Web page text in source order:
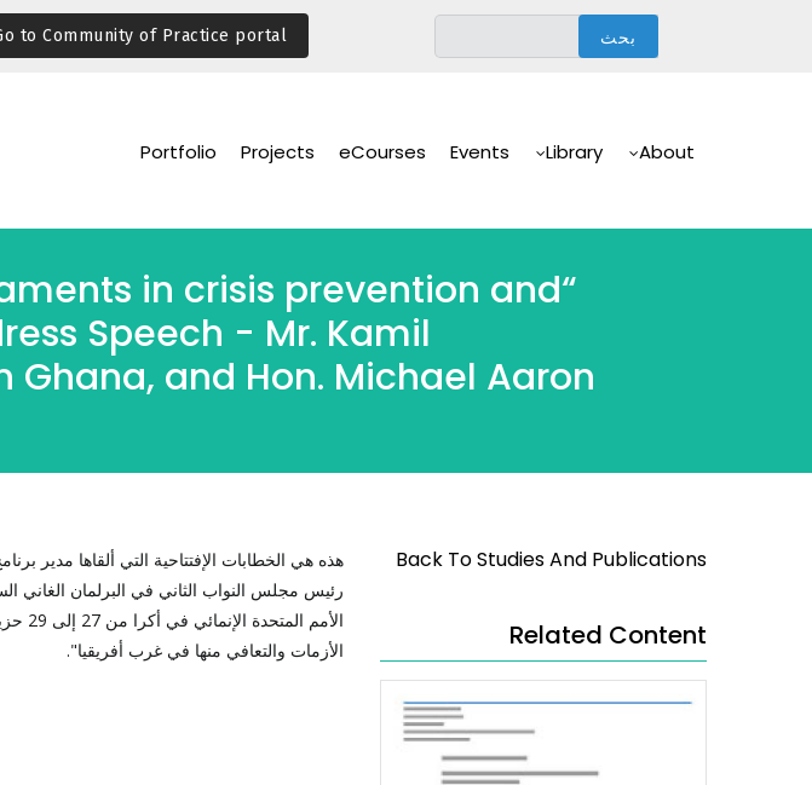
to Community of Practice portal
Navigation
About
Library
Events
eCourses
Projects
Portfolio
in crisis prevention and
Speech - Mr. Kamil
Ghana, and Hon. Michael Aaron
هذه هي الخطابات الإفتتاحية التي ألقاها مدير
رئيس مجلس النواب الثاني في البرلمان الغاني
الأزمات والتعافي منها في غرب أفريقيا".
Back To Studies And Publications
Related Content